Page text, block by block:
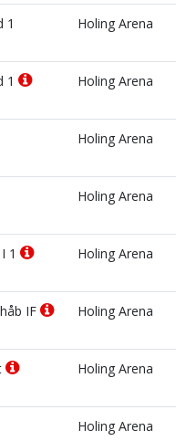
1 Holing Arena
1 Holing Arena
Holing Arena
Holing Arena
1 Holing Arena
IF Holing Arena
Holing Arena
Holing Arena